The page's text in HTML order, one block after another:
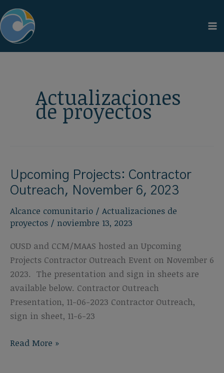
al
contenido
Actualizaciones
de proyectos
Upcoming Projects: Contractor
Outreach, November 6, 2023
Alcance comunitario / Actualizaciones de
proyectos / noviembre 13, 2023
OUSD and CCM/MAAS hosted an Upcoming
Projects Contractor Outreach Event on November 6
2023. The presentation and sign in sheets are
available below. Contractor Outreach
Presentation, 11-06-2023 Contractor Outreach,
sign in sheet, 11-6-23
Upcoming
Read More »